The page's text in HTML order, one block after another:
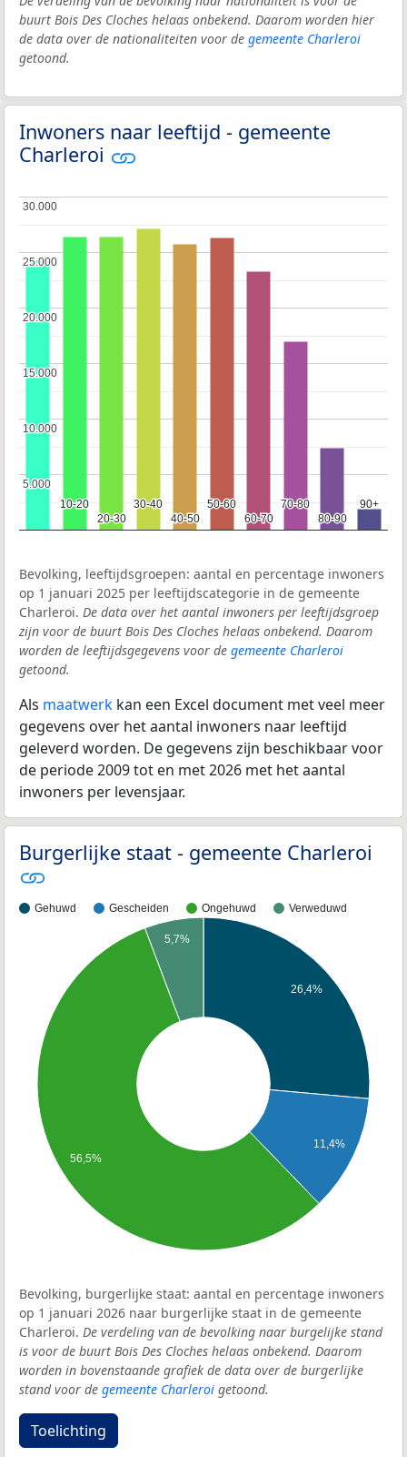
buurt Bois Des Cloches helaas onbekend. Daarom worden hier
de data over de nationaliteiten voor de gemeente Charleroi
getoond.
Inwoners naar leeftijd - gemeente
Charleroi
10-20
10-20
20-30
20-30
30-40
30-40
40-50
40-50
50-60
50-60
60-70
60-70
70-80
70-80
80-90
80-90
90+
90+
5.000
5.000
10.000
10.000
15.000
15.000
20.000
20.000
25.000
25.000
30.000
30.000
Bevolking, leeftijdsgroepen: aantal en percentage inwoners
op 1 januari 2025 per leeftijdscategorie in de gemeente
Charleroi. De data over het aantal inwoners per leeftijdsgroep
zijn voor de buurt Bois Des Cloches helaas onbekend. Daarom
worden de leeftijdsgegevens voor de gemeente Charleroi
getoond.
Als maatwerk kan een Excel document met veel meer
gegevens over het aantal inwoners naar leeftijd
geleverd worden. De gegevens zijn beschikbaar voor
de periode 2009 tot en met 2026 met het aantal
inwoners per levensjaar.
Burgerlijke staat - gemeente Charleroi
Gehuwd Gescheiden Ongehuwd Verweduwd
26,4%
11,4%
5,7%
56,5%
Bevolking, burgerlijke staat: aantal en percentage inwoners
op 1 januari 2026 naar burgerlijke staat in de gemeente
Charleroi. De verdeling van de bevolking naar burgelijke stand
is voor de buurt Bois Des Cloches helaas onbekend. Daarom
worden in bovenstaande grafiek de data over de burgerlijke
stand voor de gemeente Charleroi getoond.
Toelichting